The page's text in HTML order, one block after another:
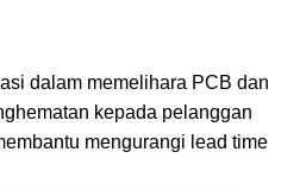
dalam memelihara PCB dan
kepada pelanggan
mengurangi lead time